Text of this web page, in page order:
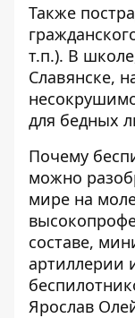
Также
т.п.). В
Славянске,
для бедных
Почему
можно
мире на
составе,
артиллерии
Ярослав